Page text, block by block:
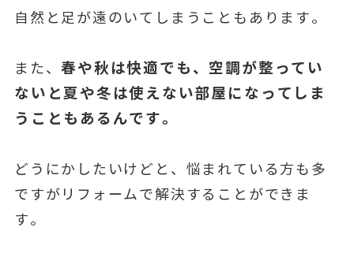
自然と足が遠のいてしまうこともあります。
また、春や秋は快適でも、空調が整ってい
ないと夏や冬は使えない部屋になってしま
うこともあるんです。
どうにかしたいけどと、悩まれている方も多
ですがリフォームで解決することができま
す。